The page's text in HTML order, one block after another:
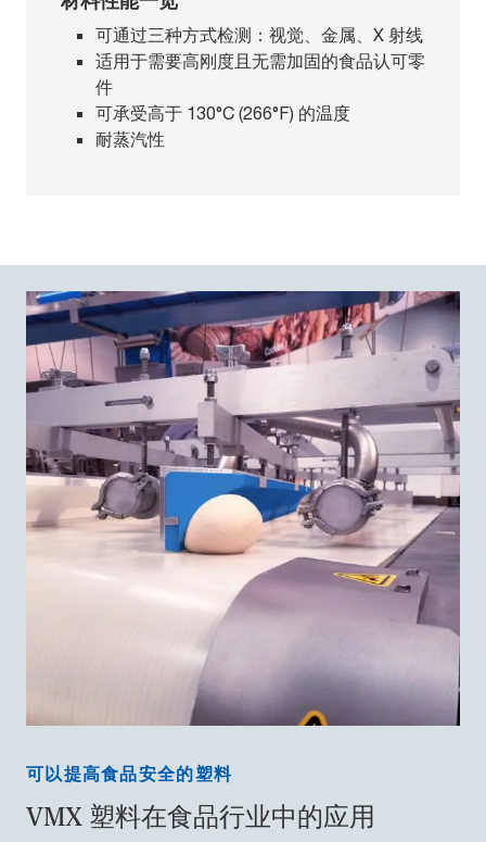
可通过三种方式检测：视觉、金属、X 射线
适用于需要高刚度且无需加固的食品认可零
件
可承受高于 130°C (266°F) 的温度
耐蒸汽性
可以提高食品安全的塑料
VMX 塑料在食品行业中的应用